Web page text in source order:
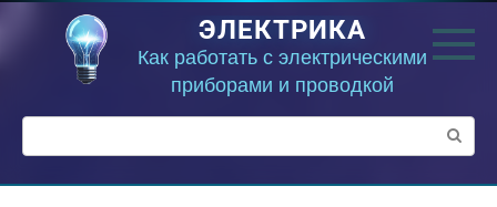
ЭЛЕКТРИКА
Как работать с электрическими
приборами и проводкой
Поиск: